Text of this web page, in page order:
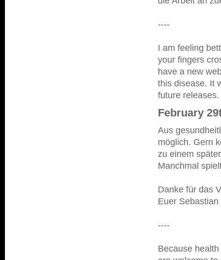
----
I am feeling
your fingers
have a new
this disease. It
future releases.
February
Aus
möglich. Gern
zu einem
Manchmal
Danke für das
Euer Sebastian
----
Because